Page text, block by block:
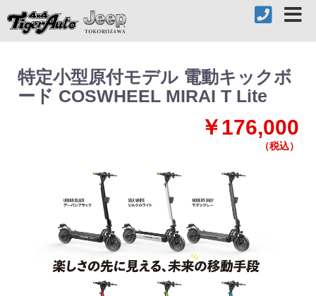
特定小型原付モデル 電動キックボ
ード COSWHEEL MIRAI T Lite
￥176,000
（税込）